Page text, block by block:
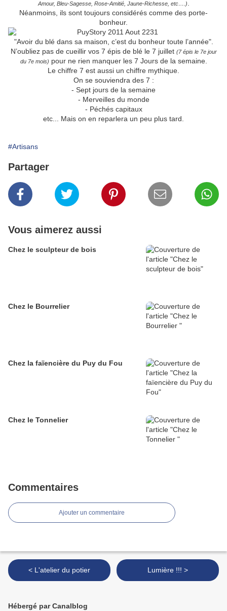
Amour, Bleu-Sagesse, Rose-Amitié, Jaune-Richesse, etc….)
Néanmoins, ils sont toujours considérés comme des porte-
bonheur.
"Avoir du blé dans sa maison, c’est du bonheur toute l’année".
N’oubliez pas de cueillir vos 7 épis de blé le 7 juillet (7 épis le 7e jour
du 7e mois) pour ne rien manquer les 7 Jours de la semaine.
Le chiffre 7 est aussi un chiffre mythique.
On se souviendra des 7 :
- Sept jours de la semaine
- Merveilles du monde
- Péchés capitaux
etc... Mais on en reparlera un peu plus tard.
#Artisans
Partager
Vous aimerez aussi
Chez le sculpteur de bois
Chez le Bourrelier
Chez la faïencière du Puy du Fou
Chez le Tonnelier
Commentaires
Ajouter un commentaire
< L'atelier du potier Lumière !!! >
Hébergé par Canalblog